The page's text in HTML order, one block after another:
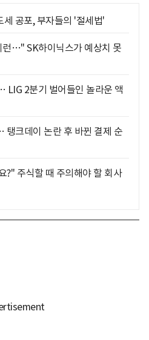
공포, 부자들의 '절세법'
런…" SK하이닉스가 예상치 못
LIG 2분기 벌어들인 놀라운 액
크데이 논란 후 바뀐 결제 순
?" 주식할 때 주의해야 할 회사